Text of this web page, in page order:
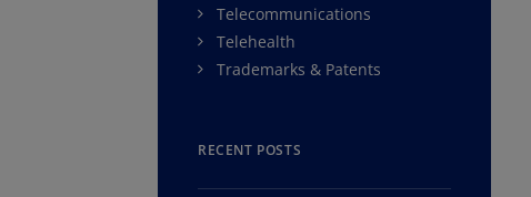
Telecommunications
Telehealth
Trademarks & Patents
RECENT POSTS